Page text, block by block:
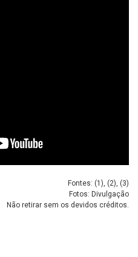
Fontes: (1 ), (2), (3)
Fotos: Divulgação
Não retirar sem os devidos créditos.